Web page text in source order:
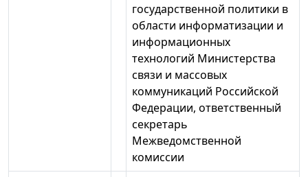
государственной политики в
области информатизации и
информационных
технологий Министерства
связи и массовых
коммуникаций Российской
Федерации, ответственный
секретарь
Межведомственной
комиссии